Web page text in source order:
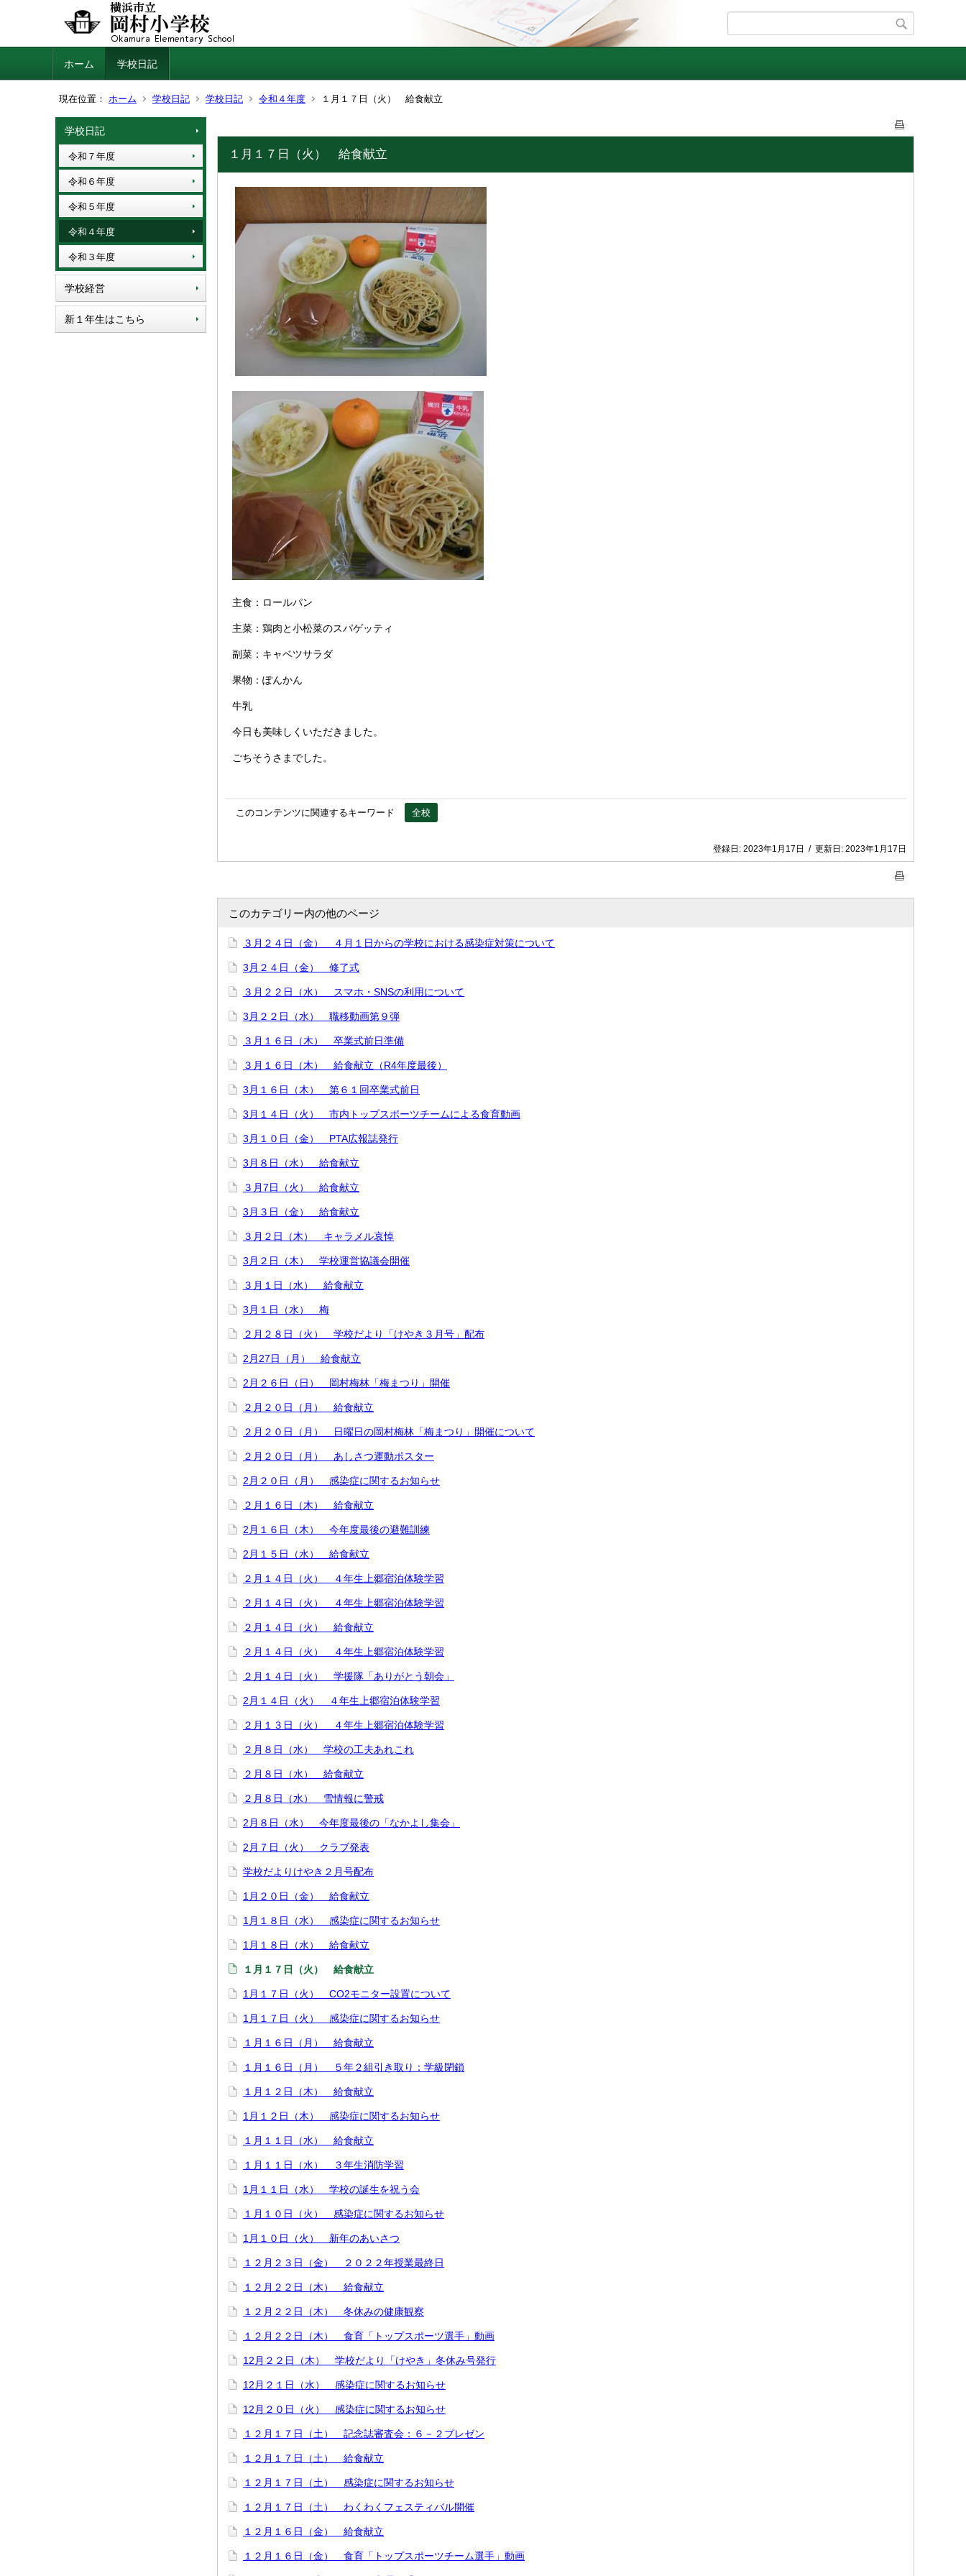
ホーム 学校日記
現在位置： ホーム 学校日記 学校日記 令和４年度 １月１７日（火） 給食献立
学校日記
令和７年度
令和６年度
令和５年度
令和４年度
令和３年度
学校経営
新１年生はこちら
１月１７日（火） 給食献立
主食：ロールパン
主菜：鶏肉と小松菜のスパゲッティ
副菜：キャベツサラダ
果物：ぽんかん
牛乳
今日も美味しくいただきました。
ごちそうさまでした。
このコンテンツに関連するキーワード 全校
登録日: 2023年1月17日 / 更新日: 2023年1月17日
このカテゴリー内の他のページ
３月２４日（金） ４月１日からの学校における感染症対策について
3月２４日（金） 修了式
３月２２日（水） スマホ・SNSの利用について
3月２２日（水） 職移動画第９弾
３月１６日（木） 卒業式前日準備
３月１６日（木） 給食献立（R4年度最後）
3月１６日（木） 第６１回卒業式前日
3月１４日（火） 市内トップスポーツチームによる食育動画
3月１０日（金） PTA広報誌発行
3月８日（水） 給食献立
３月7日（火） 給食献立
3月３日（金） 給食献立
３月２日（木） キャラメル哀悼
3月２日（木） 学校運営協議会開催
３月１日（水） 給食献立
3月１日（水） 梅
２月２８日（火） 学校だより「けやき３月号」配布
2月27日（月） 給食献立
2月２６日（日） 岡村梅林「梅まつり」開催
２月２０日（月） 給食献立
２月２０日（月） 日曜日の岡村梅林「梅まつり」開催について
２月２０日（月） あしさつ運動ポスター
2月２０日（月） 感染症に関するお知らせ
２月１６日（木） 給食献立
2月１６日（木） 今年度最後の避難訓練
2月１５日（水） 給食献立
２月１４日（火） ４年生上郷宿泊体験学習
２月１４日（火） ４年生上郷宿泊体験学習
２月１４日（火） 給食献立
２月１４日（火） ４年生上郷宿泊体験学習
２月１４日（火） 学援隊「ありがとう朝会」
2月１４日（火） ４年生上郷宿泊体験学習
２月１３日（火） ４年生上郷宿泊体験学習
２月８日（水） 学校の工夫あれこれ
２月８日（水） 給食献立
２月８日（水） 雪情報に警戒
2月８日（水） 今年度最後の「なかよし集会」
2月７日（火） クラブ発表
学校だよりけやき２月号配布
1月２０日（金） 給食献立
1月１８日（水） 感染症に関するお知らせ
1月１８日（水） 給食献立
１月１７日（火） 給食献立
1月１７日（火） CO2モニター設置について
1月１７日（火） 感染症に関するお知らせ
１月１６日（月） 給食献立
１月１６日（月） ５年２組引き取り：学級閉鎖
１月１２日（木） 給食献立
1月１２日（木） 感染症に関するお知らせ
１月１１日（水） 給食献立
１月１１日（水） ３年生消防学習
1月１１日（水） 学校の誕生を祝う会
１月１０日（火） 感染症に関するお知らせ
1月１０日（火） 新年のあいさつ
１２月２３日（金） ２０２２年授業最終日
１２月２２日（木） 給食献立
１２月２２日（木） 冬休みの健康観察
１２月２２日（木） 食育「トップスポーツ選手」動画
12月２２日（木） 学校だより「けやき」冬休み号発行
12月２１日（水） 感染症に関するお知らせ
12月２０日（火） 感染症に関するお知らせ
１２月１７日（土） 記念誌審査会：６－２プレゼン
１２月１７日（土） 給食献立
１２月１７日（土） 感染症に関するお知らせ
１２月１７日（土） わくわくフェスティバル開催
１２月１６日（金） 給食献立
１２月１６日（金） 食育「トップスポーツチーム選手」動画